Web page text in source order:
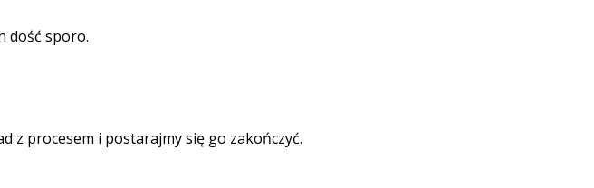
dość sporo.
z procesem i postarajmy się go zakończyć.